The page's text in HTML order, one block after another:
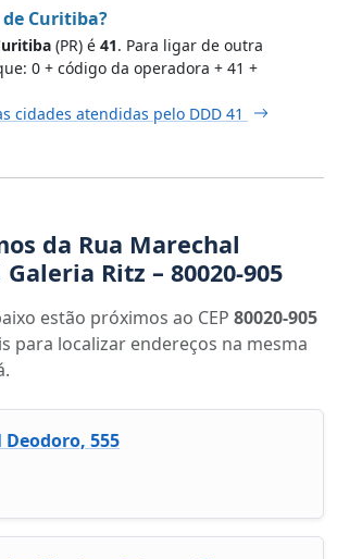
Curitiba?
(PR) é 41. Para ligar de outra
0 + código da operadora + 41 +
cidades atendidas pelo DDD 41
da Rua Marechal
Ritz – 80020-905
estão próximos ao CEP 80020-905
para localizar endereços na mesma
555